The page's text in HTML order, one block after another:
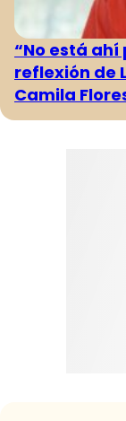
“No está ahí
reflexión de
Camila